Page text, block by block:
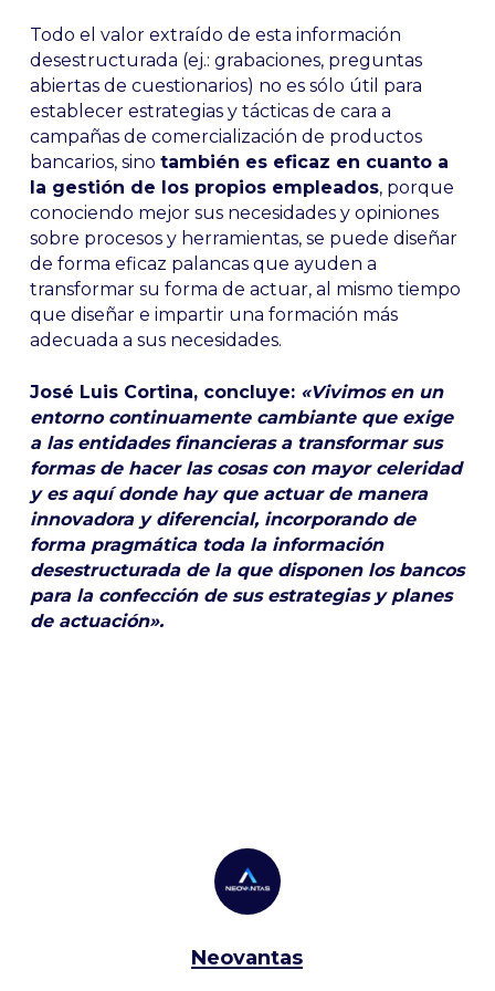
Todo el valor extraído de esta información
desestructurada (ej.: grabaciones, preguntas
abiertas de cuestionarios) no es sólo útil para
establecer estrategias y tácticas de cara a
campañas de comercialización de productos
bancarios, sino también es eficaz en cuanto a
la gestión de los propios empleados, porque
conociendo mejor sus necesidades y opiniones
sobre procesos y herramientas, se puede diseñar
de forma eficaz palancas que ayuden a
transformar su forma de actuar, al mismo tiempo
que diseñar e impartir una formación más
adecuada a sus necesidades.
José Luis Cortina, concluye: «Vivimos en un
entorno continuamente cambiante que exige
a las entidades financieras a transformar sus
formas de hacer las cosas con mayor celeridad
y es aquí donde hay que actuar de manera
innovadora y diferencial, incorporando de
forma pragmática toda la información
desestructurada de la que disponen los bancos
para la confección de sus estrategias y planes
de actuación».
Neovantas